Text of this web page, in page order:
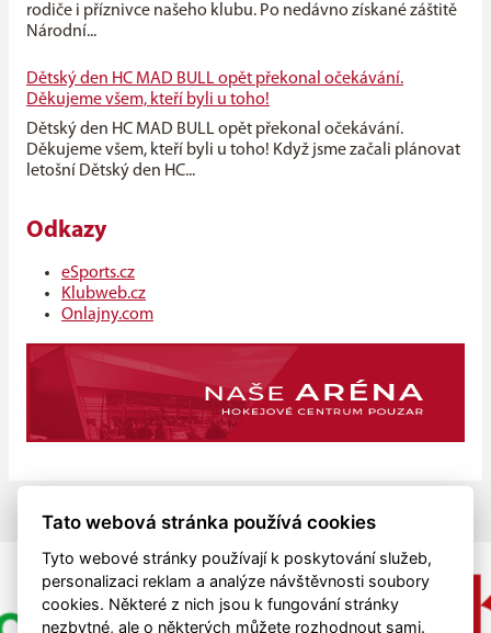
rodiče i příznivce našeho klubu. Po nedávno získané záštitě
Národní...
Dětský den HC MAD BULL opět překonal očekávání.
Děkujeme všem, kteří byli u toho!
Dětský den HC MAD BULL opět překonal očekávání.
Děkujeme všem, kteří byli u toho! Když jsme začali plánovat
letošní Dětský den HC...
Odkazy
eSports.cz
Klubweb.cz
Onlajny.com
Tato webová stránka používá cookies
Tyto webové stránky používají k poskytování služeb,
personalizaci reklam a analýze návštěvnosti soubory
cookies. Některé z nich jsou k fungování stránky
nezbytné, ale o některých můžete rozhodnout sami.